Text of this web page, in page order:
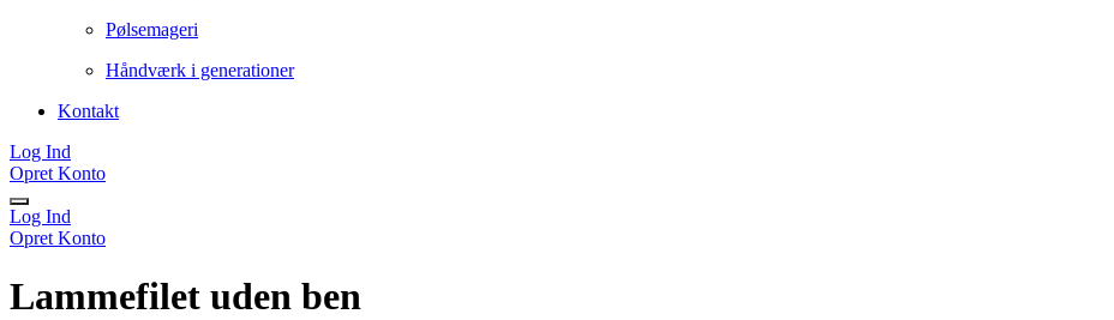
Pølsemageri
Håndværk i generationer
Kontakt
Log Ind
Opret Konto
Log Ind
Opret Konto
Lammefilet uden ben